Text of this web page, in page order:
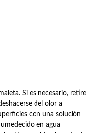
Si es necesario, retire
del olor a
con una solución
en agua